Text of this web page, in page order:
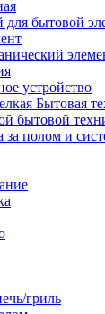
для бытовой
устройство
Бытовая
бытовой
за полом и
гриль